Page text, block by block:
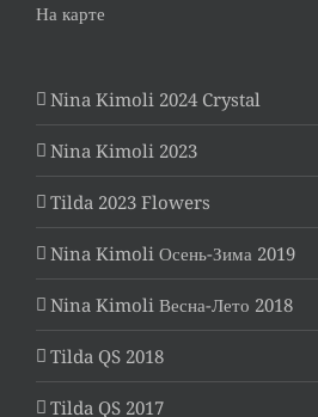
На карте
Nina Kimoli 2024 Crystal
Nina Kimoli 2023
Tilda 2023 Flowers
Nina Kimoli Осень-Зима 2019
Nina Kimoli Весна-Лето 2018
Tilda QS 2018
Tilda QS 2017